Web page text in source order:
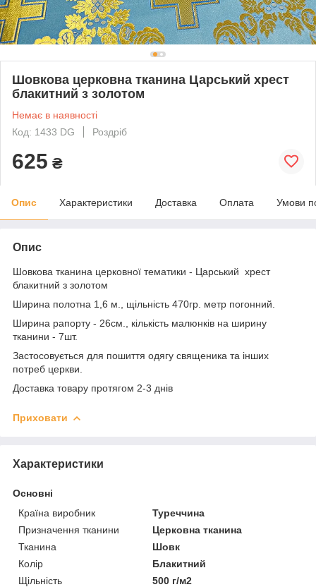
Шовкова церковна тканина Царський хрест
блакитний з золотом
Немає в наявності
Код: 1433 DG
Роздріб
625 ₴
Опис Характеристики Доставка Оплата Умови
Опис
Шовкова тканина церковної тематики - Царський хрест
блакитний з золотом
Ширина полотна 1,6 м., щільність 470гр. метр погонний.
Ширина рапорту - 26см., кількість малюнків на ширину
тканини - 7шт.
Застосовується для пошиття одягу священика та інших
потреб церкви.
Доставка товару протягом 2-3 днів
Приховати
Характеристики
Основні
Країна виробник
Туреччина
Призначення тканини
Церковна тканина
Тканина
Шовк
Колір
Блакитний
Щільність
500 г/м2